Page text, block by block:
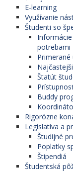
E-learning
Využívanie
Študenti so
potrebami
Štatút
Buddy
Rigorózne
Legislatíva a
Študijné
Poplatky
Štipendiá
Študentská